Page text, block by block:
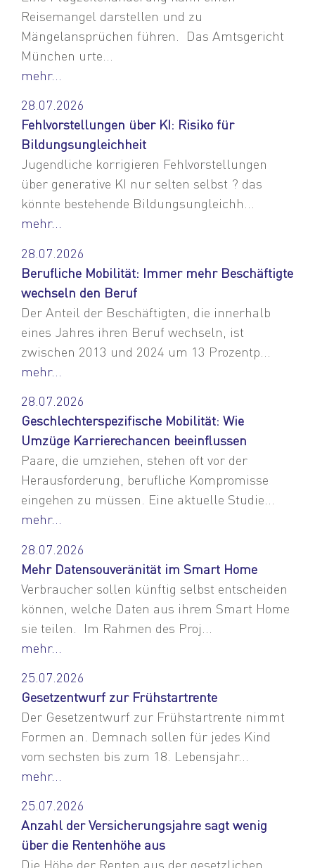
Reisemangel darstellen und zu
Mängelansprüchen führen. Das Amtsgericht
München urte...
mehr...
28.07.2026
Fehlvorstellungen über KI: Risiko für
Bildungsungleichheit
Jugendliche korrigieren Fehlvorstellungen
über generative KI nur selten selbst ? das
könnte bestehende Bildungsungleichh...
mehr...
28.07.2026
Berufliche Mobilität: Immer mehr Beschäftigte
wechseln den Beruf
Der Anteil der Beschäftigten, die innerhalb
eines Jahres ihren Beruf wechseln, ist
zwischen 2013 und 2024 um 13 Prozentp...
mehr...
28.07.2026
Geschlechterspezifische Mobilität: Wie
Umzüge Karrierechancen beeinflussen
Paare, die umziehen, stehen oft vor der
Herausforderung, berufliche Kompromisse
eingehen zu müssen. Eine aktuelle Studie...
mehr...
28.07.2026
Mehr Datensouveränität im Smart Home
Verbraucher sollen künftig selbst entscheiden
können, welche Daten aus ihrem Smart Home
sie teilen. Im Rahmen des Proj...
mehr...
25.07.2026
Gesetzentwurf zur Frühstartrente
Der Gesetzentwurf zur Frühstartrente nimmt
Formen an. Demnach sollen für jedes Kind
vom sechsten bis zum 18. Lebensjahr...
mehr...
25.07.2026
Anzahl der Versicherungsjahre sagt wenig
über die Rentenhöhe aus
Die Höhe der Renten aus der gesetzlichen